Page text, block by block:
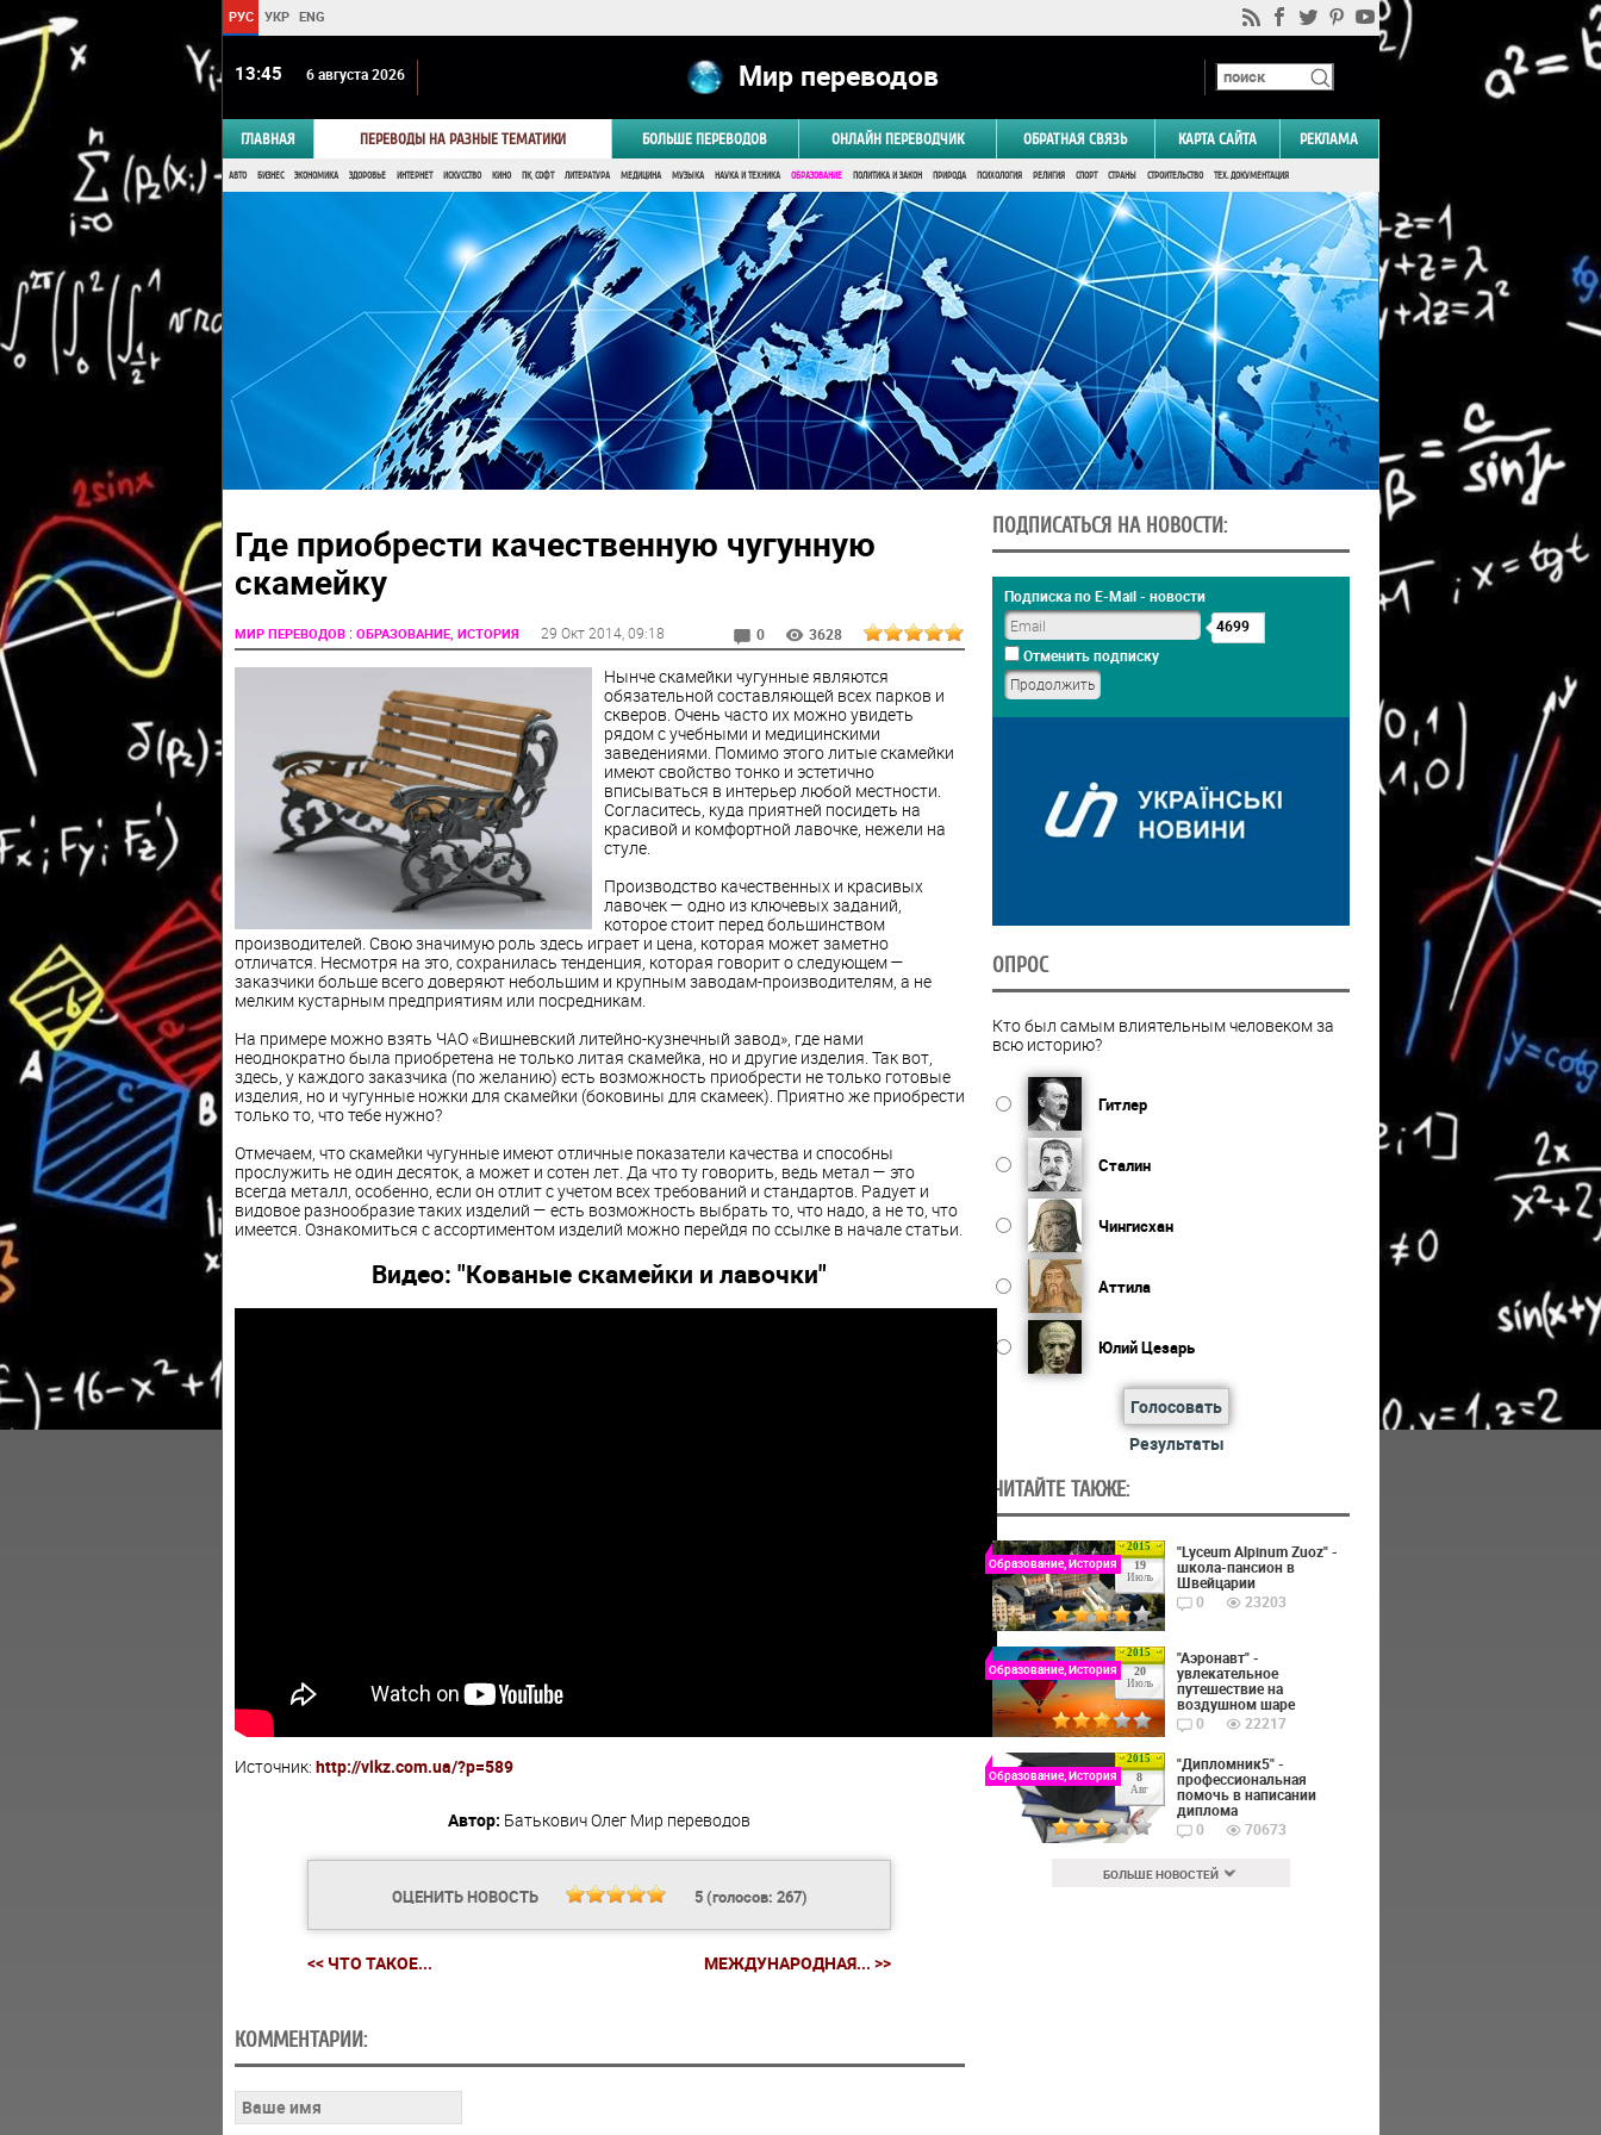
РУС УКР ENG
13 45 6 августа 2026 Мир переводов
ГЛАВНАЯ ПЕРЕВОДЫ НА РАЗНЫЕ ТЕМАТИКИ БОЛЬШЕ ПЕРЕВОДОВ ОНЛАЙН ПЕРЕВОДЧИК ОБРАТНАЯ СВЯЗЬ КАРТА САЙТА РЕКЛАМА
АВТО БИЗНЕС ЭКОНОМИКА ЗДОРОВЬЕ ИНТЕРНЕТ ИСКУССТВО КИНО ПК, СОФТ ЛИТЕРАТУРА МЕДИЦИНА МУЗЫКА НАУКА И ТЕХНИКА ОБРАЗОВАНИЕ ПОЛИТИКА И ЗАКОН ПРИРОДА ПСИХОЛОГИЯ РЕЛИГИЯ СПОРТ СТРАНЫ СТРОИТЕЛЬСТВО ТЕХ. ДОКУМЕНТАЦИЯ
Где приобрести качественную чугунную
скамейку
МИР ПЕРЕВОДОВ: ОБРАЗОВАНИЕ, ИСТОРИЯ 29 Окт 2014, 09:18 0 3628
Нынче скамейки чугунные являются
обязательной составляющей всех парков и
скверов. Очень часто их можно увидеть
рядом с учебными и медицинскими
заведениями. Помимо этого литые скамейки
имеют свойство тонко и эстетично
вписываться в интерьер любой местности.
Согласитесь, куда приятней посидеть на
красивой и комфортной лавочке, нежели на
стуле.
Производство качественных и красивых
лавочек — одно из ключевых заданий,
которое стоит перед большинством
производителей. Свою значимую роль здесь играет и цена, которая может заметно
отличатся. Несмотря на это, сохранилась тенденция, которая говорит о следующем —
заказчики больше всего доверяют небольшим и крупным заводам-производителям, а не
мелким кустарным предприятиям или посредникам.
На примере можно взять ЧАО «Вишневский литейно-кузнечный завод», где нами
неоднократно была приобретена не только литая скамейка, но и другие изделия. Так вот,
здесь, у каждого заказчика (по желанию) есть возможность приобрести не только готовые
изделия, но и чугунные ножки для скамейки (боковины для скамеек). Приятно же приобрести
только то, что тебе нужно?
Отмечаем, что скамейки чугунные имеют отличные показатели качества и способны
прослужить не один десяток, а может и сотен лет. Да что ту говорить, ведь метал — это
всегда металл, особенно, если он отлит с учетом всех требований и стандартов. Радует и
видовое разнообразие таких изделий — есть возможность выбрать то, что надо, а не то, что
имеется. Ознакомиться с ассортиментом изделий можно перейдя по ссылке в начале статьи.
Видео: "Кованые скамейки и лавочки"
Источник: http://vlkz.com.ua/?p=589
Автор: Батькович Олег Мир переводов
ОЦЕНИТЬ НОВОСТЬ 5(голосов: 267)
<< ЧТО ТАКОЕ... МЕЖДУНАРОДНАЯ... >>
КОММЕНТАРИИ:
ПОДПИСАТЬСЯ НА НОВОСТИ:
Подписка по E-Mail - новости
4699
Отменить подписку
ОПРОС
Кто был самым влиятельным человеком за
всю историю?
Гитлер
Сталин
Чингисхан
Аттила
Юлий Цезарь
Голосовать
Результаты
ЧИТАЙТЕ ТАКЖЕ:
2015
19
Июль
Образование, История
"Lyceum Alpinum Zuoz" -
школа-пансион в
Швейцарии
0
23203
2015
20
Июль
Образование, История
"Аэронавт" -
увлекательное
путешествие на
воздушном шаре
0
22217
2015
8
Авг
Образование, История
"Дипломник5" -
профессиональная
помочь в написании
диплома
0
70673
БОЛЬШЕ НОВОСТЕЙ